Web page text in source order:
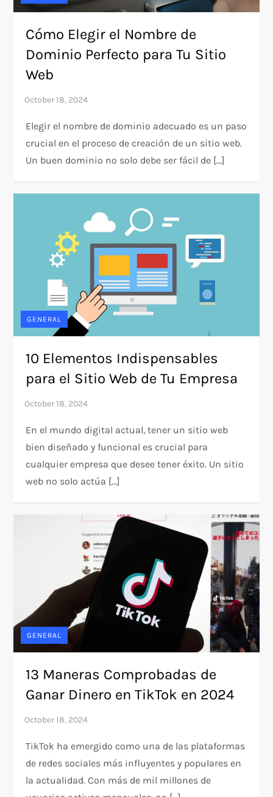
Cómo Elegir el Nombre de
Dominio Perfecto para Tu Sitio
Web
Elegir el nombre de dominio adecuado es un paso
crucial en el proceso de creación de un sitio web.
Un buen dominio no solo debe ser fácil de […]
GENERAL
10 Elementos Indispensables
para el Sitio Web de Tu Empresa
En el mundo digital actual, tener un sitio web
bien diseñado y funcional es crucial para
cualquier empresa que desee tener éxito. Un sitio
web no solo actúa […]
GENERAL
13 Maneras Comprobadas de
Ganar Dinero en TikTok en 2024
TikTok ha emergido como una de las plataformas
de redes sociales más influyentes y populares en
la actualidad. Con más de mil millones de